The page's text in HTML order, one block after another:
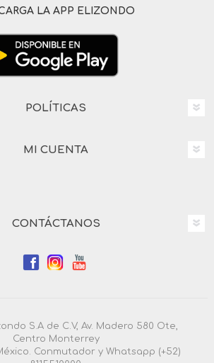
LA APP ELIZONDO
POLÍTICAS
MI CUENTA
CONTÁCTANOS
S.A de C.V, Av. Madero 580 Ote,
Centro Monterrey
Conmutador y Whatsapp (+52)